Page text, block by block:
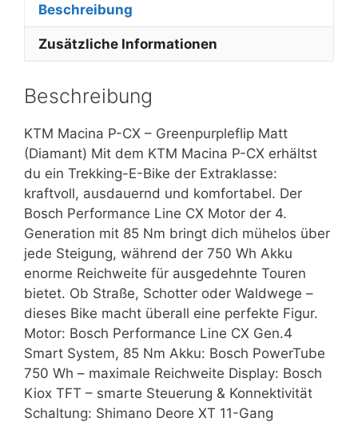
Beschreibung
Zusätzliche Informationen
Beschreibung
KTM Macina P-CX – Greenpurpleflip Matt
(Diamant) Mit dem KTM Macina P-CX erhältst
du ein Trekking-E-Bike der Extraklasse:
kraftvoll, ausdauernd und komfortabel. Der
Bosch Performance Line CX Motor der 4.
Generation mit 85 Nm bringt dich mühelos über
jede Steigung, während der 750 Wh Akku
enorme Reichweite für ausgedehnte Touren
bietet. Ob Straße, Schotter oder Waldwege –
dieses Bike macht überall eine perfekte Figur.
Motor: Bosch Performance Line CX Gen.4
Smart System, 85 Nm Akku: Bosch PowerTube
750 Wh – maximale Reichweite Display: Bosch
Kiox TFT – smarte Steuerung & Konnektivität
Schaltung: Shimano Deore XT 11-Gang